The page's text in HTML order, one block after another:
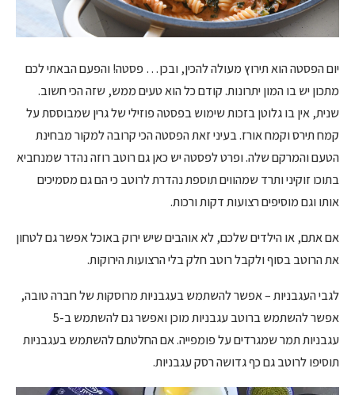
יום הפסטה הוא תירוץ מעולה להכין, ובכן… פסטה! והפעם הבאתי לכם
מתכון יש בו המון יתרונות. קודם כל הוא טעים ממש, שזה הכי חשוב.
שנית, אין בו גלוטן בזכות שימוש בפסטה פוזילי של גרין שמבוססת על
קמח תירס וקמח אורז. בעיני זאת הפסטה הכי קרובה למקור מבחינת
הטעם והמרקם שלה. ופרט לפסטה יש כאן גם רוטב רוזה נהדר שמנחביא
בתוכו זוקיני ותרד שמהווים תוספת נהדרת לרוטב כי הם גם מסמיכים
אותו וגם מוסיפים רצועות דקות ורכות.
אם אתם, או הילדים שלכם, לא אוהבים שיש ירוק באוכל אפשר גם לטחון
את הרוטב בסוף ולקבל רוטב חלק בלי הרצועות הירוקות.
לגבי העגבניות – אפשר להשתמש בעגבניות מרוסקות של חברה טובה,
אפשר להשתמש ברוטב עגבניות מוכן ואפשר גם להשתמש ב-5
עגבניות תמר שמגרדים על פומפייה. אם החלטתם להשתמש בעגבניות
תוסיפו לרוטב גם כף גדושה רסק עגבניות.